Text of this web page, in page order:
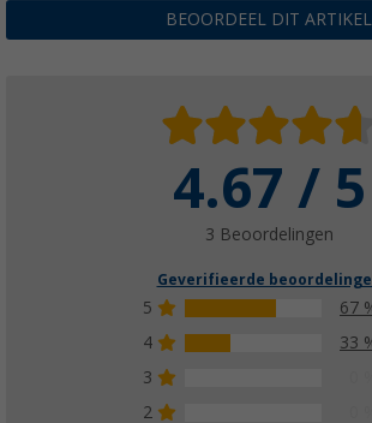
BEOORDEEL DIT ARTIKEL
4.67 / 5
3 Beoordelingen
Geverifieerde
5
67
4
33
3
2